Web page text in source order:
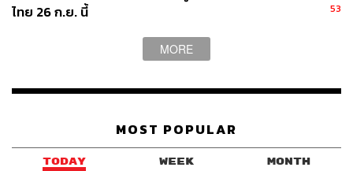
ที่สุดสำหรับประเทศ
ไทย 26 ก.ย. นี้
53
MORE
MOST POPULAR
TODAY WEEK MONTH